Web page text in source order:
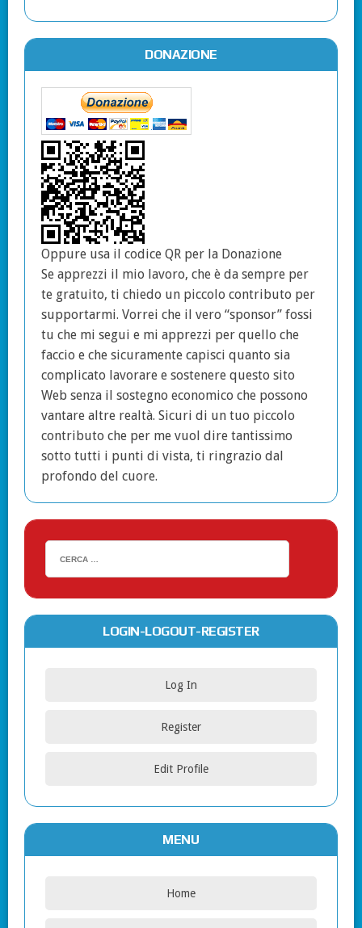
DONAZIONE
Oppure usa il codice QR per la Donazione
Se apprezzi il mio lavoro, che è da sempre per
te gratuito, ti chiedo un piccolo contributo per
supportarmi. Vorrei che il vero “sponsor” fossi
tu che mi segui e mi apprezzi per quello che
faccio e che sicuramente capisci quanto sia
complicato lavorare e sostenere questo sito
Web senza il sostegno economico che possono
vantare altre realtà. Sicuri di un tuo piccolo
contributo che per me vuol dire tantissimo
sotto tutti i punti di vista, ti ringrazio dal
profondo del cuore.
LOGIN-LOGOUT-REGISTER
Log In
Register
Edit Profile
MENU
Home